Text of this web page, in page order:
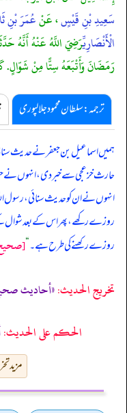
سَعِيدِ بْنِ قَيْسٍ، عَنْعُمَرَ بْنِ
الْأَنْصَارِيِّرَضِيَ اللَّهُ عَنْهُ أَنَّهُ
رَمَضَانَ وَأَتْبَعَهُ سِتًّا مِنْ شَوّالٍ.
ترجمہ:سلطان محمود جلالپوری
ہمیں اسماعیل بن جعفر نے حدیث
حارث خزعجی سے خبر دی، انہوں نے
انہوں نے ان کو حدیث سنائی، رسول
روزے رکھے، پھر اس کے بعد
روزے رکھنے کی طرح ہے۔“[صحيح
تخریج الحدیث:«أحاديث
الحكم على الحديث:
مزید